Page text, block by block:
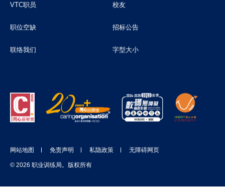
VTC职员 校友
职位空缺 招标公告
联络我们 字型大小
网站地图 免责声明 私隐政策 无障碍网页
© 2026 职业训练局。版权所有